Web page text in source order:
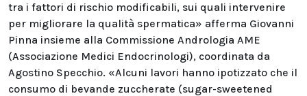
tra i fattori di rischio modificabili, sui quali intervenire
per migliorare la qualità spermatica» afferma Giovanni
Pinna insieme alla Commissione Andrologia AME
(Associazione Medici Endocrinologi), coordinata da
Agostino Specchio. «Alcuni lavori hanno ipotizzato che il
consumo di bevande zuccherate (sugar-sweetened